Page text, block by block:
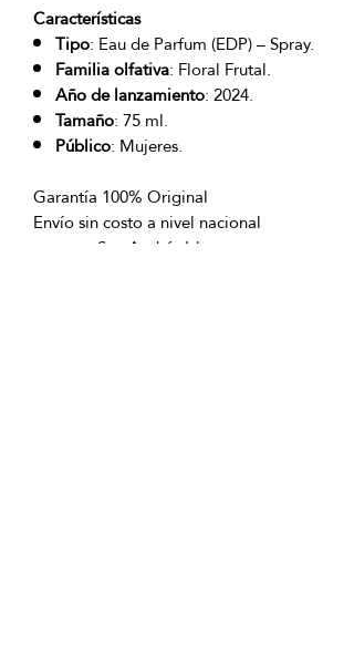
Características
Tipo: Eau de Parfum (EDP) – Spray.
Familia olfativa: Floral Frutal.
Año de lanzamiento: 2024.
Tamaño: 75 ml.
Público: Mujeres.
Garantía 100% Original
Envío sin costo a nivel nacional
excepto San Andrés Islas